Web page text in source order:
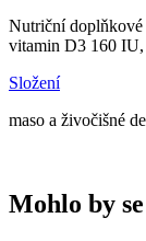
Nutriční
vitamin D3 160 IU,
Složení
maso a živočišné
Mohlo by